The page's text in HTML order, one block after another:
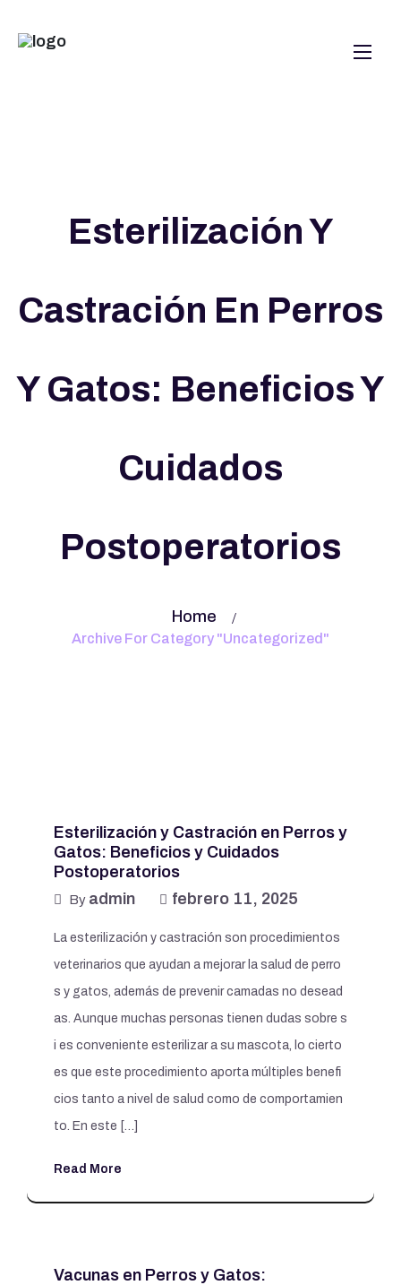
Esterilización Y
Castración En Perros
Y Gatos: Beneficios Y
Cuidados
Postoperatorios
Home
Archive For Category "Uncategorized"
Esterilización y Castración en Perros y
Gatos: Beneficios y Cuidados
Postoperatorios
By admin febrero 11, 2025
La esterilización y castración son procedimientos
veterinarios que ayudan a mejorar la salud de perro
s y gatos, además de prevenir camadas no desead
as. Aunque muchas personas tienen dudas sobre s
i es conveniente esterilizar a su mascota, lo cierto
es que este procedimiento aporta múltiples benefi
cios tanto a nivel de salud como de comportamien
to. En este […]
Read More
Vacunas en Perros y Gatos: